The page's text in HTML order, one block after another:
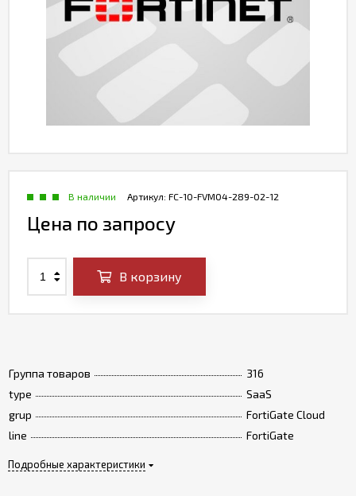
Группа товаров
316
type
SaaS
grup
FortiGate Cloud
line
FortiGate
Подробные характеристики
Артикул: FC-10-FVM04-289-02-12
В наличии
Цена по запросу
В корзину